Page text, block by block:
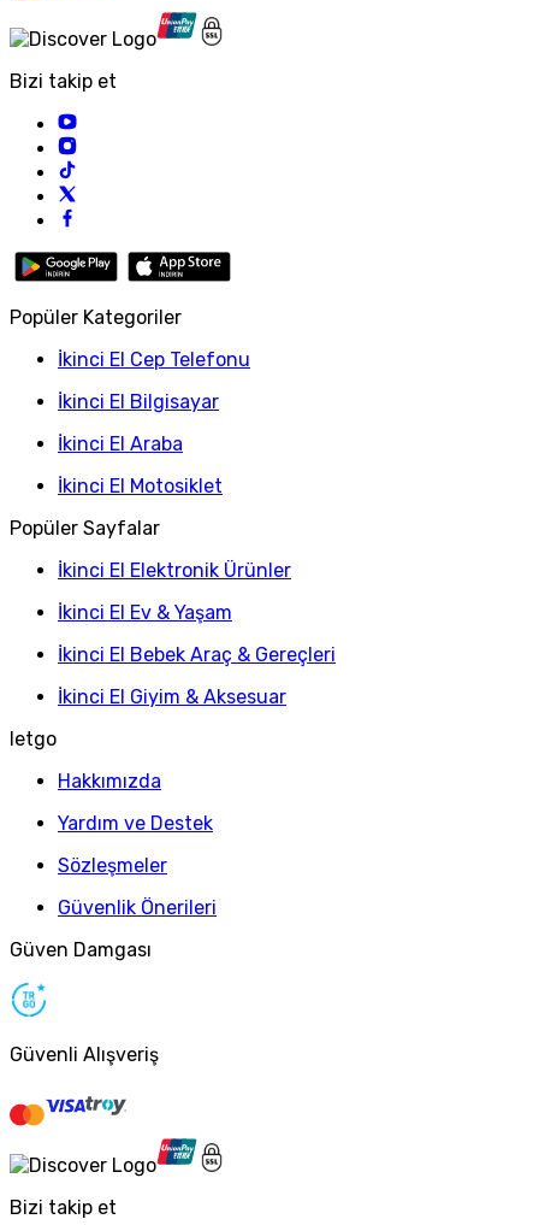
Bizi takip et
Popüler Kategoriler
İkinci El Cep Telefonu
İkinci El Bilgisayar
İkinci El Araba
İkinci El Motosiklet
Popüler Sayfalar
İkinci El Elektronik Ürünler
İkinci El Ev & Yaşam
İkinci El Bebek Araç & Gereçleri
İkinci El Giyim & Aksesuar
letgo
Hakkımızda
Yardım ve Destek
Sözleşmeler
Güvenlik Önerileri
Güven Damgası
Güvenli Alışveriş
Bizi takip et